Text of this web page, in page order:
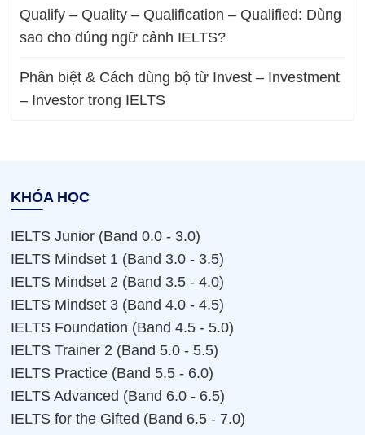
Qualify – Quality – Qualification – Qualified: Dùng
sao cho đúng ngữ cảnh IELTS?
Phân biệt & Cách dùng bộ từ Invest – Investment
– Investor trong IELTS
KHÓA HỌC
IELTS Junior (Band 0.0 - 3.0)
IELTS Mindset 1 (Band 3.0 - 3.5)
IELTS Mindset 2 (Band 3.5 - 4.0)
IELTS Mindset 3 (Band 4.0 - 4.5)
IELTS Foundation (Band 4.5 - 5.0)
IELTS Trainer 2 (Band 5.0 - 5.5)
IELTS Practice (Band 5.5 - 6.0)
IELTS Advanced (Band 6.0 - 6.5)
IELTS for the Gifted (Band 6.5 - 7.0)